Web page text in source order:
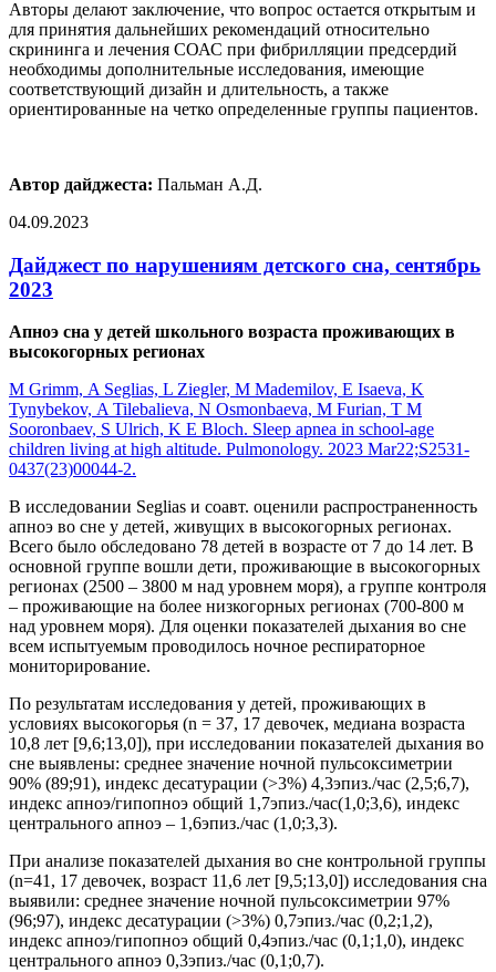
Авторы делают заключение, что вопрос остается открытым и
для принятия дальнейших рекомендаций относительно
скрининга и лечения СОАС при фибрилляции предсердий
необходимы дополнительные исследования, имеющие
соответствующий дизайн и длительность, а также
ориентированные на четко определенные группы пациентов.
Автор дайджеста: Пальман А.Д.
04.09.2023
Дайджест по нарушениям детского сна, сентябрь
2023
Апноэ сна у детей школьного возраста проживающих в
высокогорных регионах
M Grimm, A Seglias, L Ziegler, M Mademilov, E Isaeva, K
Tynybekov, A Tilebalieva, N Osmonbaeva, M Furian, T M
Sooronbaev, S Ulrich, K E Bloch. Sleep apnea in school-age
children living at high altitude. Pulmonology. 2023 Mar22;S2531-
0437(23)00044-2.
В исследовании Seglias и соавт. оценили распространенность
апноэ во сне у детей, живущих в высокогорных регионах.
Всего было обследовано 78 детей в возрасте от 7 до 14 лет. В
основной группе вошли дети, проживающие в высокогорных
регионах (2500 – 3800 м над уровнем моря), а группе контроля
– проживающие на более низкогорных регионах (700-800 м
над уровнем моря). Для оценки показателей дыхания во сне
всем испытуемым проводилось ночное респираторное
мониторирование.
По результатам исследования у детей, проживающих в
условиях высокогорья (n = 37, 17 девочек, медиана возраста
10,8 лет [9,6;13,0]), при исследовании показателей дыхания во
сне выявлены: среднее значение ночной пульсоксиметрии
90% (89;91), индекс десатурации (>3%) 4,3эпиз./час (2,5;6,7),
индекс апноэ/гипопноэ общий 1,7эпиз./час(1,0;3,6), индекс
центрального апноэ – 1,6эпиз./час (1,0;3,3).
При анализе показателей дыхания во сне контрольной группы
(n=41, 17 девочек, возраст 11,6 лет [9,5;13,0]) исследования сна
выявили: среднее значение ночной пульсоксиметрии 97%
(96;97), индекс десатурации (>3%) 0,7эпиз./час (0,2;1,2),
индекс апноэ/гипопноэ общий 0,4эпиз./час (0,1;1,0), индекс
центрального апноэ 0,3эпиз./час (0,1;0,7).